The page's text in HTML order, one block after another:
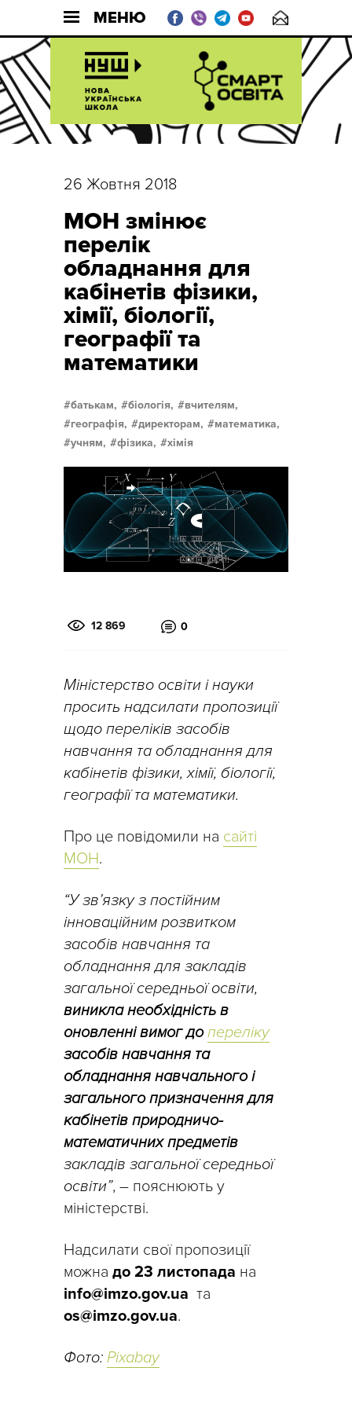
МЕНЮ
26 Жовтня 2018
МОН змінює
перелік
обладнання для
кабінетів фізики,
хімії, біології,
географії та
математики
батькам, біологія,
вчителям,
географія,
директорам,
математика,
учням,
фізика, хімія
12 869 0
Міністерство освіти і науки
просить надсилати пропозиції
щодо переліків засобів
навчання та обладнання для
кабінетів фізики, хімії, біології,
географії та математики.
Про це повідомили на сайті
МОН.
“У зв’язку з постійним
інноваційним розвитком
засобів навчання та
обладнання для закладів
загальної середньої освіти,
виникла необхідність в
оновленні вимог допереліку
засобів навчання та
обладнання навчального і
загального призначення для
кабінетів природничо-
математичних предметів
закладів загальної середньої
освіти”, – пояснюють у
міністерстві.
Надсилати свої пропозиції
можна до 23 листопада на
info@imzo.gov.ua та
os@imzo.gov.ua.
Фото: Pixabay